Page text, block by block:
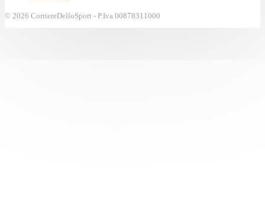
© 2026 CorriereDelloSport - P.Iva 00878311000